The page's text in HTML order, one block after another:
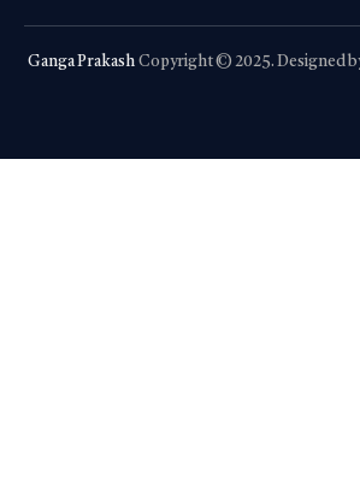
Ganga Prakash Copyright © 2025. Designed